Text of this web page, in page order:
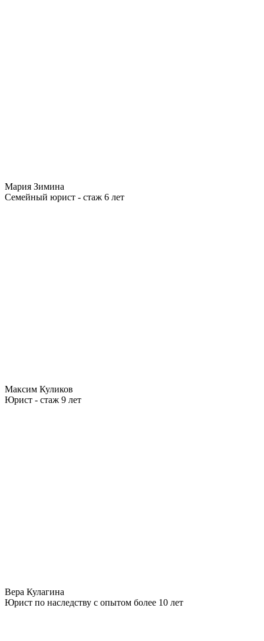
Мария Зимина
Семейный юрист - стаж 6 лет
Максим Куликов
Юрист - стаж 9 лет
Вера Кулагина
Юрист по наследству с опытом более 10 лет